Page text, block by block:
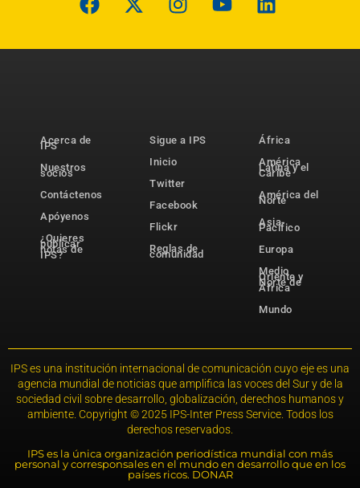
Acerca de
IPS
Nuestros
socios
Contáctenos
Apóyenos
¿Quieres
publicar
notas de
IPS?
Sigue a IPS
Inicio
Twitter
Facebook
Flickr
Reglas de
comunidad
África
América
Latina y el
Caribe
América del
Norte
Asia-
Pacífico
Europa
Medio
Oriente y
Norte de
África
Mundo
IPS es una institución internacional de comunicación cuyo eje es una
agencia mundial de noticias que amplifica las voces del Sur y de la
sociedad civil sobre desarrollo, globalización, derechos humanos y
ambiente. Copyright © 2025 IPS-Inter Press Service. Todos los
derechos reservados.
IPS es la única organización periodística mundial con más
personal y corresponsales en el mundo en desarrollo que en los
países ricos. DONAR